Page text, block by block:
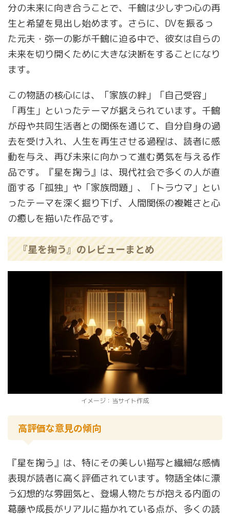
分の未来に向き合うことで、千鶴は少しずつ心の再
生と希望を見出し始めます。さらに、DVを振るっ
た元夫・弥一の影が千鶴に迫る中で、彼女は自らの
未来を切り開くために大きな決断をすることになり
ます。
この物語の核心には、「家族の絆」「自己受容」
「再生」といったテーマが据えられています。千鶴
が母や共同生活者との関係を通じて、自分自身の過
去を受け入れ、人生を再生させる過程は、読者に感
動を与え、再び未来に向かって進む勇気を与える作
品です。『星を掬う』は、現代社会で多くの人が直
面する「孤独」や「家族問題」、「トラウマ」とい
ったテーマを深く掘り下げ、人間関係の複雑さと心
の癒しを描いた作品です。
『星を掬う』のレビューまとめ
イメージ：当サイト作成
高評価な意見の傾向
『星を掬う』は、特にその美しい描写と繊細な感情
表現が読者に高く評価されています。物語全体に漂
う幻想的な雰囲気と、登場人物たちが抱える内面の
葛藤や成長がリアルに描かれている点が、多くの読